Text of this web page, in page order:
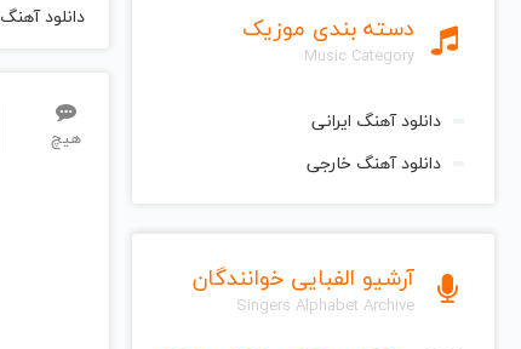
دسته بندی موزیک
Music Category
دانلود آهنگ ایرانی
دانلود آهنگ خارجی
آرشیو الفبایی خوانندگان
Singers Alphabet Archive
دانلود آهنگ Ganglek Fran Alvdalen از Jan Johansson جان جوهانسون
هیچ